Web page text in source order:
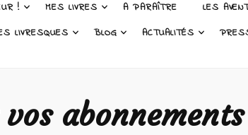
! MES LIVRES A PARAÎTRE LES
LIVRESQUES BLOG ACTUALITÉS
abonnements